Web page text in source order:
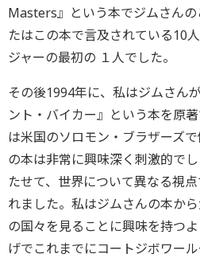
Masters』という本でジムさん
たはこの本で言及されている10
ジャーの最初の １人でした。
その後1994年に、私はジムさん
ント・バイカー』という本を原
は米国のソロモン・ブラザーズ
の本は非常に興味深く刺激的で
たせて、世界について異なる視
れました。私はジムさんの本か
の国々を見ることに興味を持つ
げでこれまでにコートジボワー